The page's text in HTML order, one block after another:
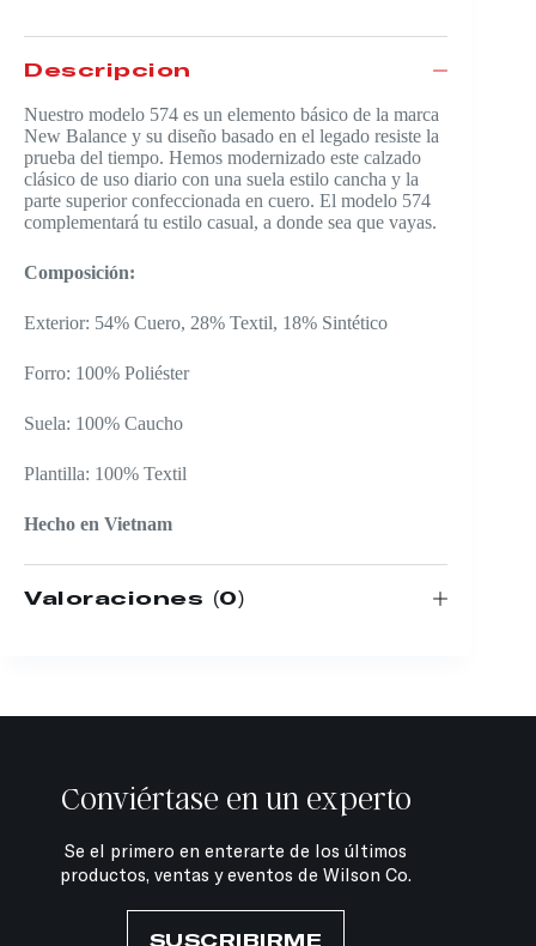
Descripción
Nuestro modelo 574 es un elemento básico de la marca
New Balance y su diseño basado en el legado resiste la
prueba del tiempo. Hemos modernizado este calzado
clásico de uso diario con una suela estilo cancha y la
parte superior confeccionada en cuero. El modelo 574
complementará tu estilo casual, a donde sea que vayas.
Composición:
Exterior: 54% Cuero, 28% Textil, 18% Sintético
Forro: 100% Poliéster
Suela: 100% Caucho
Plantilla: 100% Textil
Hecho en Vietnam
Valoraciones (0)
Conviértase en un experto
Se el primero en enterarte de los últimos
productos, ventas y eventos de Wilson Co.
SUSCRIBIRME